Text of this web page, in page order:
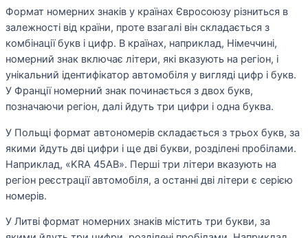
Формат номерних знаків у країнах Євросоюзу різниться в
залежності від країни, проте взагалі він складається з
комбінації букв і цифр. В країнах, наприклад, Німеччині,
номерний знак включає літери, які вказують на регіон, і
унікальний ідентифікатор автомобіля у вигляді цифр і букв.
У Франції номерний знак починається з двох букв,
позначаючи регіон, далі йдуть три цифри і одна буква.
У Польщі формат автономерів складається з трьох букв, за
якими йдуть дві цифри і ще дві букви, розділені пробілами.
Наприклад, «KRA 45AB». Перші три літери вказують на
регіон реєстрації автомобіля, а останні дві літери є серією
номерів.
У Литві формат номерних знаків містить три букви, за